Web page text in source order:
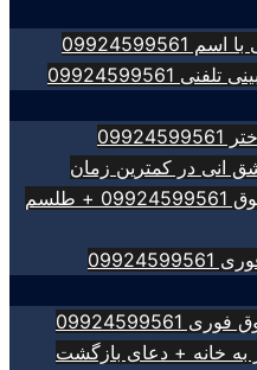
09924599561
در کمترین زمان
طلسم خواب بند معشوق 09924599561 + طلسم
خانه + دعای بازگشت